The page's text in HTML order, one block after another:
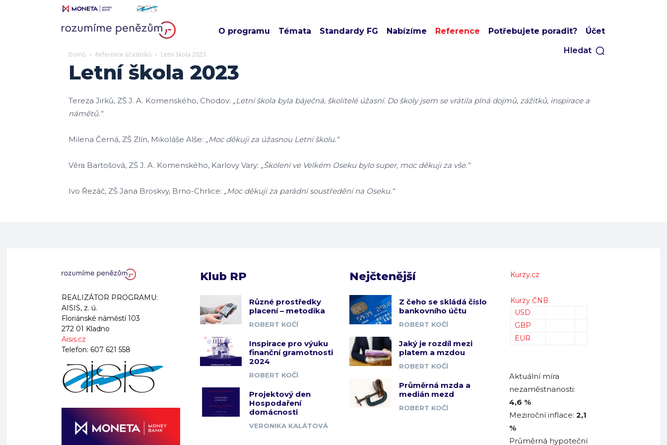
O programu Témata Standardy FG Nabízíme Reference Potřebujete poradit? Účet
Hledat
Domů Reference účastníků Letní škola 2023
Letní škola 2023
Tereza Jirků, ZŠ J. A. Komenského, Chodov: „Letní škola byla báječná, školitelé úžasní. Do školy jsem se vrátila plná dojmů, zážitků, inspirace a
námětů.“
Milena Černá, ZŠ Zlín, Mikoláše Alše: „Moc děkuji za úžasnou Letní školu.“
Věra Bartošová, ZŠ J. A. Komenského, Karlovy Vary: „Školení ve Velkém Oseku bylo super, moc děkuji za vše.“
Ivo Řezáč, ZŠ Jana Broskvy, Brno-Chrlice: „Moc děkuji za parádní soustředění na Oseku.“
REALIZÁTOR PROGRAMU:
AISIS, z. ú.
Floriánské náměstí 103
272 01 Kladno
Aisis.cz
Telefon: 607 621 558
Klub RP
Různé prostředky
placení – metodika
ROBERT KOČÍ
Inspirace pro výuku
finanční gramotnosti
2024
ROBERT KOČÍ
Projektový den
Hospodaření
domácnosti
VERONIKA KALÁTOVÁ
Nejčtenější
Z čeho se skládá číslo
bankovního účtu
ROBERT KOČÍ
Jaký je rozdíl mezi
platem a mzdou
ROBERT KOČÍ
Průměrná mzda a
medián mezd
ROBERT KOČÍ
Kurzy.cz
Kurzy ČNB
USD
GBP
EUR
Aktuální míra
nezaměstnanosti:
4,6 %
Meziroční inflace: 2,1
%
Průměrná hypoteční